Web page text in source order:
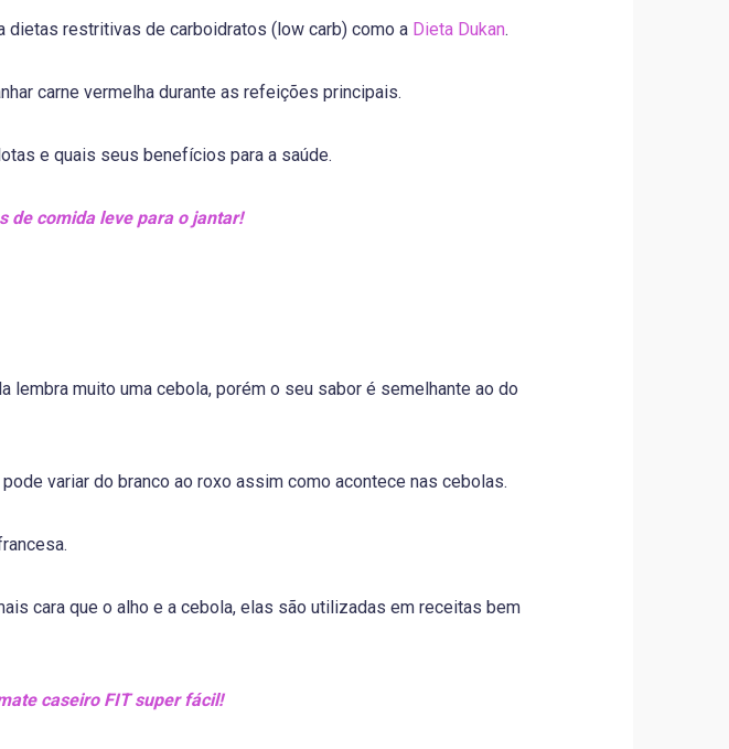
dietas restritivas de carboidratos (low carb) como a Dieta Dukan.
carne vermelha durante as refeições principais.
e quais seus benefícios para a saúde.
de comida leve para o jantar!
lembra muito uma cebola, porém o seu sabor é semelhante ao do
variar do branco ao roxo assim como acontece nas cebolas.
cara que o alho e a cebola, elas são utilizadas em receitas bem
caseiro FIT super fácil!